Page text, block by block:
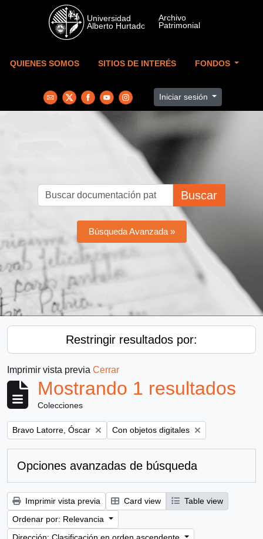
Skip to main content
QUIENES SOMOS SITIOS DE INTERÉS FONDOS
Iniciar sesión
Buscar
Búsqueda Avanzada »
Restringir resultados por:
Imprimir vista previa Cerrar
Mostrando 1 resultados
Colecciones
Remove filter:
Bravo Latorre, Óscar Remove filter:
Con objetos digitales
Opciones avanzadas de búsqueda
Imprimir vista previa Card view
Table view
Ordenar por: Relevancia